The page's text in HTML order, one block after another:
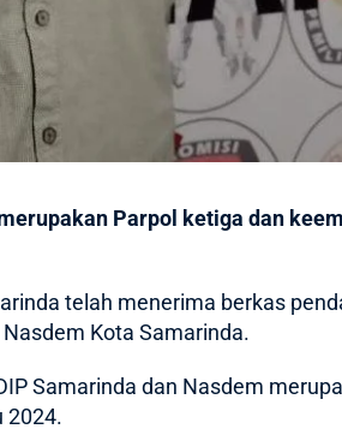
Parpol ketiga dan
telah menerima berkas
Kota Samarinda.
Samarinda dan Nasdem
2024.